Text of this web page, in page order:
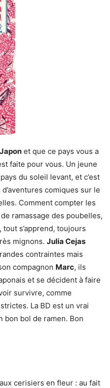
Japon et que ce pays vous a
faite pour vous. Un jeune
du soleil levant, et c’est
comiques sur le
Comment compter les
ramassage des poubelles,
s’apprend, toujours
mignons. Julia Cejas
contraintes mais
compagnon Marc, ils
et se décident à faire
survivre, comme
La BD est un vrai
bon bol de ramen. Bon
cerisiers en fleur : au fait